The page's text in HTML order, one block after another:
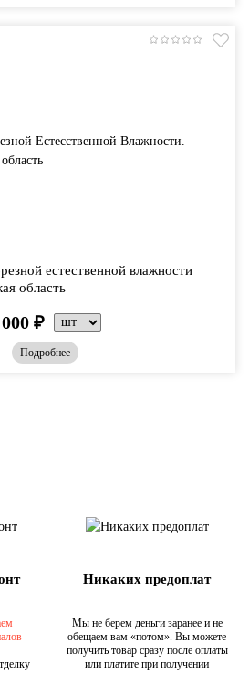
естественной влажности
область
₽
Подробнее
-
Никаких предоплат
Мы не берем деньги заранее и не
обещаем вам «потом». Вы можете
получить товар сразу после оплаты
или платите при получении